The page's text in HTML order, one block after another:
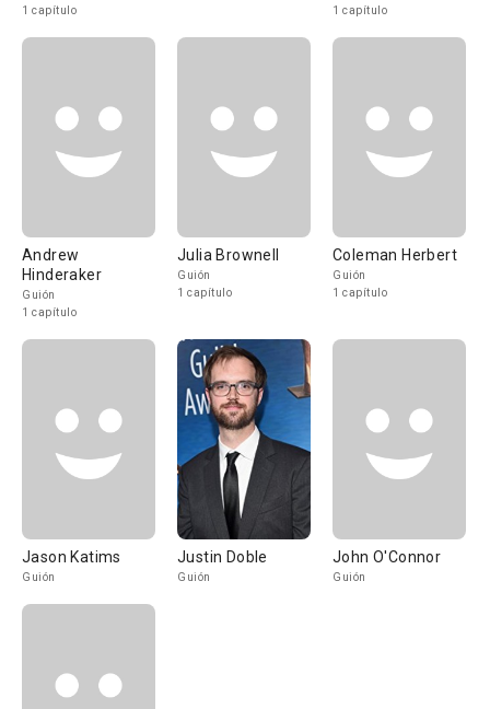
1 capítulo
1 capítulo
Andrew
Hinderaker
Guión
1 capítulo
Julia Brownell
Guión
1 capítulo
Coleman Herbert
Guión
1 capítulo
Jason Katims
Guión
Justin Doble
Guión
John O'Connor
Guión